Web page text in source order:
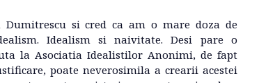
si cred ca am o mare doza de
Idealism si naivitate. Desi pare o
la Asociatia Idealistilor Anonimi, de fapt
poate neverosimila a crearii acestei